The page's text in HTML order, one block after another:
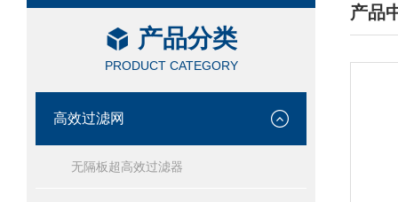
产品分类
PRODUCT CATEGORY
高效过滤网
无隔板超高效过滤器
产品
/